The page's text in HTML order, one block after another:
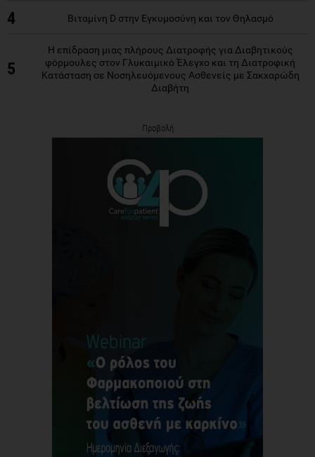
4 Βιταμίνη D στην Εγκυμοσύνη και τον Θηλασμό
5
Η επίδραση μιας πλήρους Διατροφής για Διαβητικούς
φόρμουλες στον Γλυκαιμικό Έλεγχο και τη Διατροφική
Κατάσταση σε Νοσηλευόμενους Ασθενείς με Σακχαρώδη
Διαβήτη
Προβολή